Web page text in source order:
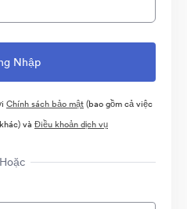
Chính sách bảo mật(bao gồm cả việc
và Điều khoản dịch vụ
Hoặc